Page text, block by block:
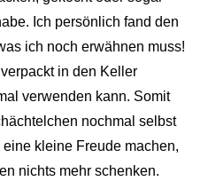
Ich persönlich fand den
ich noch erwähnen muss!
in den Keller
verwenden kann. Somit
nochmal selbst
kleine Freude machen,
nichts mehr schenken.